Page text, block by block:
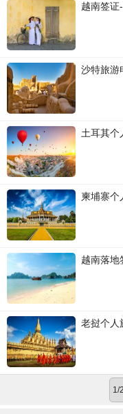
越南签证
沙特旅游
土耳其个
柬埔寨个
越南落地
老挝个人